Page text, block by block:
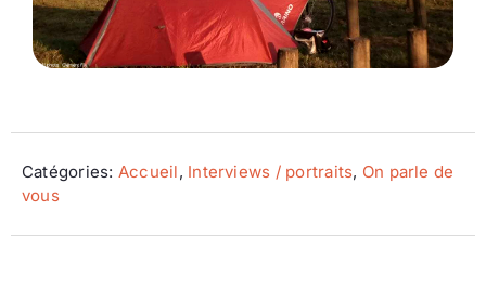
Catégories: Accueil, Interviews / portraits, On parle de
vous